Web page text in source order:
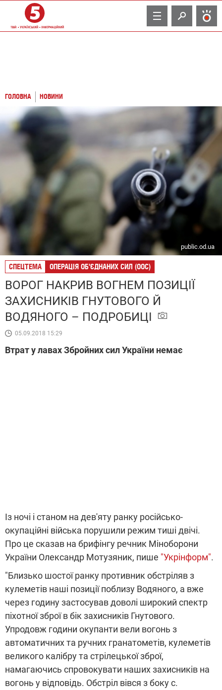
TV
ГОЛОВНА НОВИНИ
public.od.ua
СПЕЦТЕМА ОПЕРАЦІЯ ОБ'ЄДНАНИХ СИЛ (ООС)
ВОРОГ НАКРИВ ВОГНЕМ ПОЗИЦІЇ
ЗАХИСНИКІВ ГНУТОВОГО Й
ВОДЯНОГО – ПОДРОБИЦІ
05.09.2018 15:29
Втрат у лавах Збройних сил України немає
Із ночі і станом на дев'яту ранку російсько-
окупаційні війська порушили режим тиші двічі.
Про це сказав на брифінгу речник Міноборони
України Олександр Мотузяник, пише "Укрінформ".
"Близько шостої ранку противник обстріляв з
кулеметів наші позиції поблизу Водяного, а вже
через годину застосував доволі широкий спектр
піхотної зброї в бік захисників Гнутового.
Упродовж години окупанти вели вогонь з
автоматичних та ручних гранатометів, кулеметів
великого калібру та стрілецької зброї,
намагаючись спровокувати наших захисників на
вогонь у відповідь. Обстріл вівся з боку с.